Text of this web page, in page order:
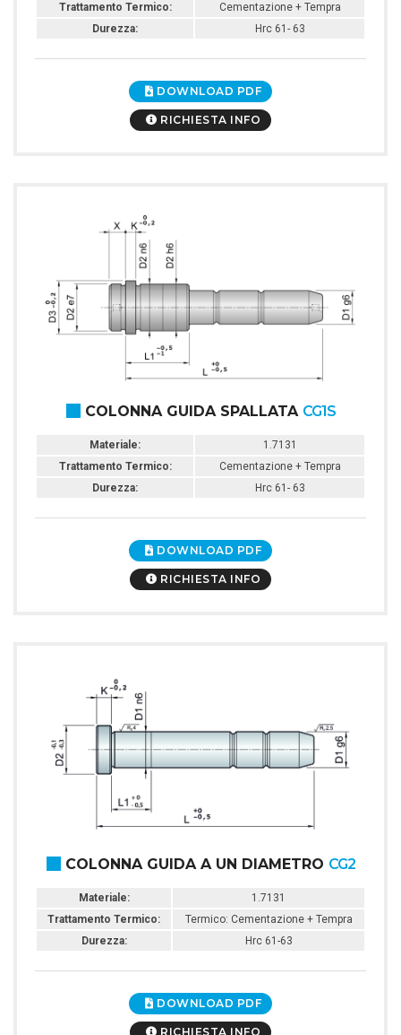
Trattamento Termico:
Cementazione + Tempra
Durezza:
Hrc 61- 63
DOWNLOAD PDF
RICHIESTA INFO
COLONNA GUIDA SPALLATA CG1S
Materiale:
1.7131
Trattamento Termico:
Cementazione + Tempra
Durezza:
Hrc 61- 63
DOWNLOAD PDF
RICHIESTA INFO
COLONNA GUIDA A UN DIAMETRO CG2
Materiale:
1.7131
Trattamento Termico:
Termico: Cementazione + Tempra
Durezza:
Hrc 61-63
DOWNLOAD PDF
RICHIESTA INFO